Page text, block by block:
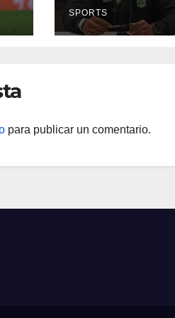
SPORTS
para publicar un comentario.